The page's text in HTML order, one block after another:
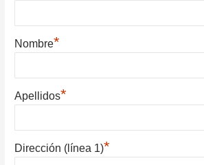
Nombre*
Apellidos*
Dirección (línea 1)*